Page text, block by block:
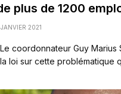
plus de 1200
2021
coordonnateur Guy Marius
loi sur cette problématique